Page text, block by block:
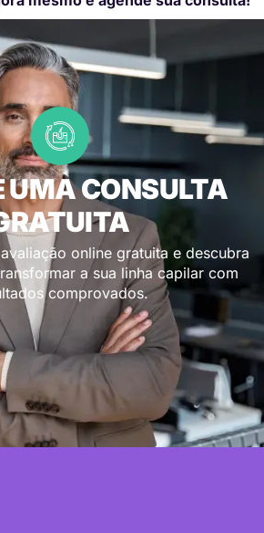
UMA CONSULTA
online gratuita e descubra
a sua linha capilar com
comprovados.